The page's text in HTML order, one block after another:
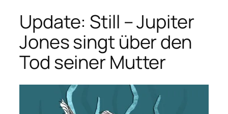
Update: Still – Jupiter
Jones singt über den
Tod seiner Mutter